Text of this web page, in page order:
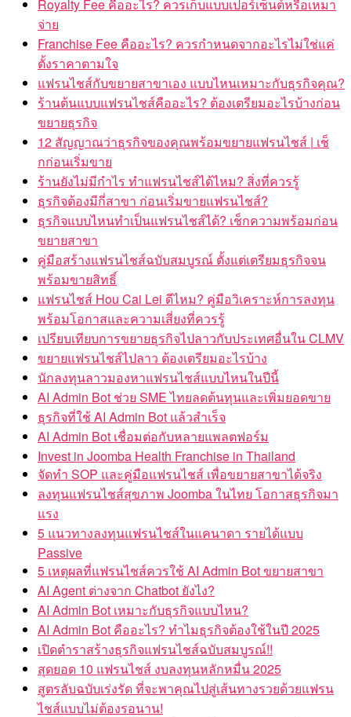
Royalty Fee คืออะไร? ควรเก็บแบบเปอร์เซ็นต์หรือเหมา
จ่าย
Franchise Fee คืออะไร? ควรกำหนดจากอะไรไม่ใช่แค่
ตั้งราคาตามใจ
แฟรนไชส์กับขยายสาขาเอง แบบไหนเหมาะกับธุรกิจคุณ?
ร้านต้นแบบแฟรนไชส์คืออะไร? ต้องเตรียมอะไรบ้างก่อน
ขยายธุรกิจ
12 สัญญาณว่าธุรกิจของคุณพร้อมขยายแฟรนไชส์ | เช็
กก่อนเริ่มขาย
ร้านยังไม่มีกำไร ทำแฟรนไชส์ได้ไหม? สิ่งที่ควรรู้
ธุรกิจต้องมีกี่สาขา ก่อนเริ่มขายแฟรนไชส์?
ธุรกิจแบบไหนทำเป็นแฟรนไชส์ได้? เช็กความพร้อมก่อน
ขยายสาขา
คู่มือสร้างแฟรนไชส์ฉบับสมบูรณ์ ตั้งแต่เตรียมธุรกิจจน
พร้อมขายสิทธิ์
แฟรนไชส์ Hou Cai Lei ดีไหม? คู่มือวิเคราะห์การลงทุน
พร้อมโอกาสและความเสี่ยงที่ควรรู้
เปรียบเทียบการขยายธุรกิจไปลาวกับประเทศอื่นใน CLMV
ขยายแฟรนไชส์ไปลาว ต้องเตรียมอะไรบ้าง
นักลงทุนลาวมองหาแฟรนไชส์แบบไหนในปีนี้
AI Admin Bot ช่วย SME ไทยลดต้นทุนและเพิ่มยอดขาย
ธุรกิจที่ใช้ AI Admin Bot แล้วสำเร็จ
AI Admin Bot เชื่อมต่อกับหลายแพลตฟอร์ม
Invest in Joomba Health Franchise in Thailand
จัดทำ SOP และคู่มือแฟรนไชส์ เพื่อขยายสาขาได้จริง
ลงทุนแฟรนไชส์สุขภาพ Joomba ในไทย โอกาสธุรกิจมา
แรง
5 แนวทางลงทุนแฟรนไชส์ในแคนาดา รายได้แบบ
Passive
5 เหตุผลที่แฟรนไชส์ควรใช้ AI Admin Bot ขยายสาขา
AI Agent ต่างจาก Chatbot ยังไง?
AI Admin Bot เหมาะกับธุรกิจแบบไหน?
AI Admin Bot คืออะไร? ทำไมธุรกิจต้องใช้ในปี 2025
เปิดตำราสร้างธุรกิจแฟรนไชส์ฉบับสมบูรณ์!!
สุดยอด 10 แฟรนไชส์ งบลงทุนหลักหมื่น 2025
สูตรลับฉบับเร่งรัด ที่จะพาคุณไปสู่เส้นทางรวยด้วยแฟรน
ไชส์แบบไม่ต้องรอนาน!